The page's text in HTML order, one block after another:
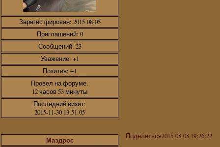
Зарегистрирован: 2015-08-05
Приглашений: 0
Сообщений: 23
Уважение: +1
Позитив: +1
Провел на форуме:
12 часов 53 минуты
Последний визит:
2015-11-30 13:51:05
Поделиться2015-08-08 19:26:22
Маэдрос